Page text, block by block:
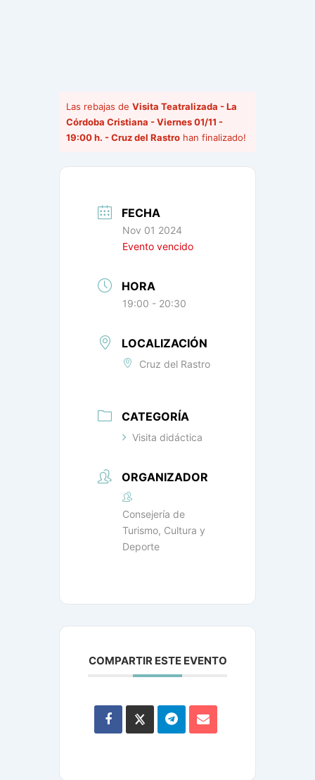
Las rebajas de Visita Teatralizada - La
Córdoba Cristiana - Viernes 01/11 -
19:00 h. - Cruz del Rastro han finalizado!
FECHA
Nov 01 2024
Evento vencido
HORA
19:00 - 20:30
LOCALIZACIÓN
Cruz del Rastro
CATEGORÍA
Visita didáctica
ORGANIZADOR
Consejería de
Turismo, Cultura y
Deporte
COMPARTIR ESTE EVENTO